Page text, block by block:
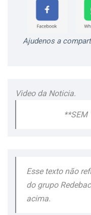
Ajudenos a
Video da Noticia.
**SEM
Esse texto não
do grupo
acima.